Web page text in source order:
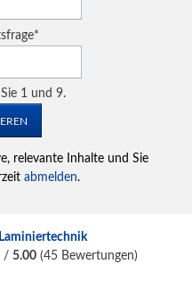
*
1 und 9.
relevante Inhalte und Sie
abmelden.
/ 5.00(45Bewertungen)